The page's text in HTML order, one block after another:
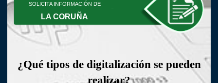
SOLICITA INFORMACIÓN DE
LA CORUÑA
¿Qué tipos de digitalización se pueden
realizar?